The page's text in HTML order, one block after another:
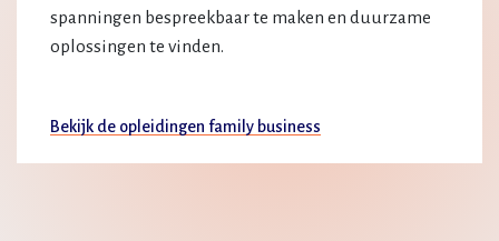
spanningen bespreekbaar te maken en duurzame
oplossingen te vinden.
Bekijk de opleidingen family business